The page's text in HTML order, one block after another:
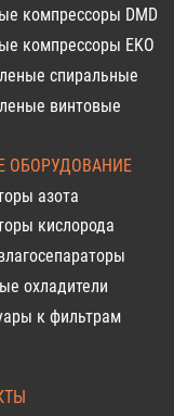
компрессоры DMD
компрессоры EKO
спиральные
винтовые
ОБОРУДОВАНИЕ
азота
кислорода
охладители
к фильтрам